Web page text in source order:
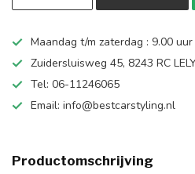
Maandag t/m zaterdag : 9.00
Zuidersluisweg 45, 8243 RC
Tel: 06-11246065
Email: info@bestcarstyling.nl
Productomschrijving